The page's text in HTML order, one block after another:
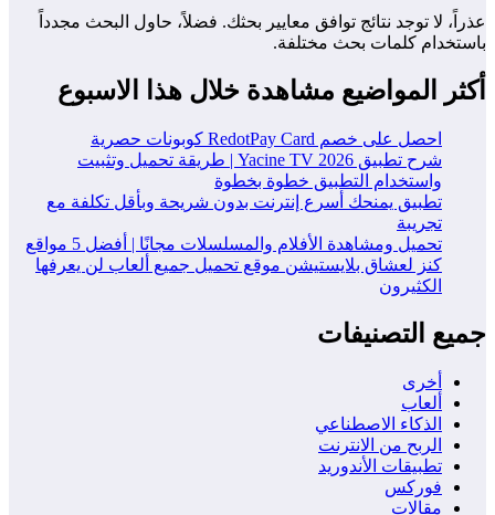
عذراً، لا توجد نتائج توافق معايير بحثك. فضلاً، حاول البحث مجدداً
باستخدام كلمات بحث مختلفة.
أكثر المواضيع مشاهدة خلال هذا الاسبوع
احصل على خصم RedotPay Card كوبونات حصرية
شرح تطبيق Yacine TV 2026 | طريقة تحميل وتثبيت
واستخدام التطبيق خطوة بخطوة
تطبيق يمنحك أسرع إنترنت بدون شريحة وبأقل تكلفة مع
تجريبة
تحميل ومشاهدة الأفلام والمسلسلات مجانًا | أفضل 5 مواقع
كنز لعشاق بلايستيشن موقع تحميل جميع ألعاب لن يعرفها
الكثيرون
جميع التصنيفات
أخرى
ألعاب
الذكاء الاصطناعي
الربح من الانترنت
تطبيقات الأندوريد
فوركس
مقالات